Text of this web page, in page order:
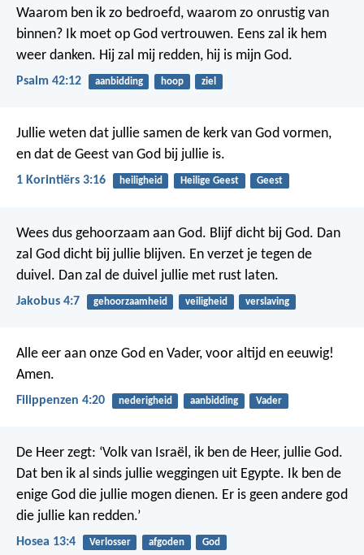
Waarom ben ik zo bedroefd, waarom zo onrustig van
binnen? Ik moet op God vertrouwen. Eens zal ik hem
weer danken. Hij zal mij redden, hij is mijn God.
Psalm 42:12 aanbidding hoop ziel
Jullie weten dat jullie samen de kerk van God vormen,
en dat de Geest van God bij jullie is.
1 Korintiërs 3:16 heiligheid Heilige Geest Geest
Wees dus gehoorzaam aan God. Blijf dicht bij God. Dan
zal God dicht bij jullie blijven. En verzet je tegen de
duivel. Dan zal de duivel jullie met rust laten.
Jakobus 4:7 gehoorzaamheid veiligheid verslaving
Alle eer aan onze God en Vader, voor altijd en eeuwig!
Amen.
Filippenzen 4:20 nederigheid aanbidding Vader
De Heer zegt: ‘Volk van Israël, ik ben de Heer, jullie God.
Dat ben ik al sinds jullie weggingen uit Egypte. Ik ben de
enige God die jullie mogen dienen. Er is geen andere god
die jullie kan redden.’
Hosea 13:4 Verlosser afgoden God